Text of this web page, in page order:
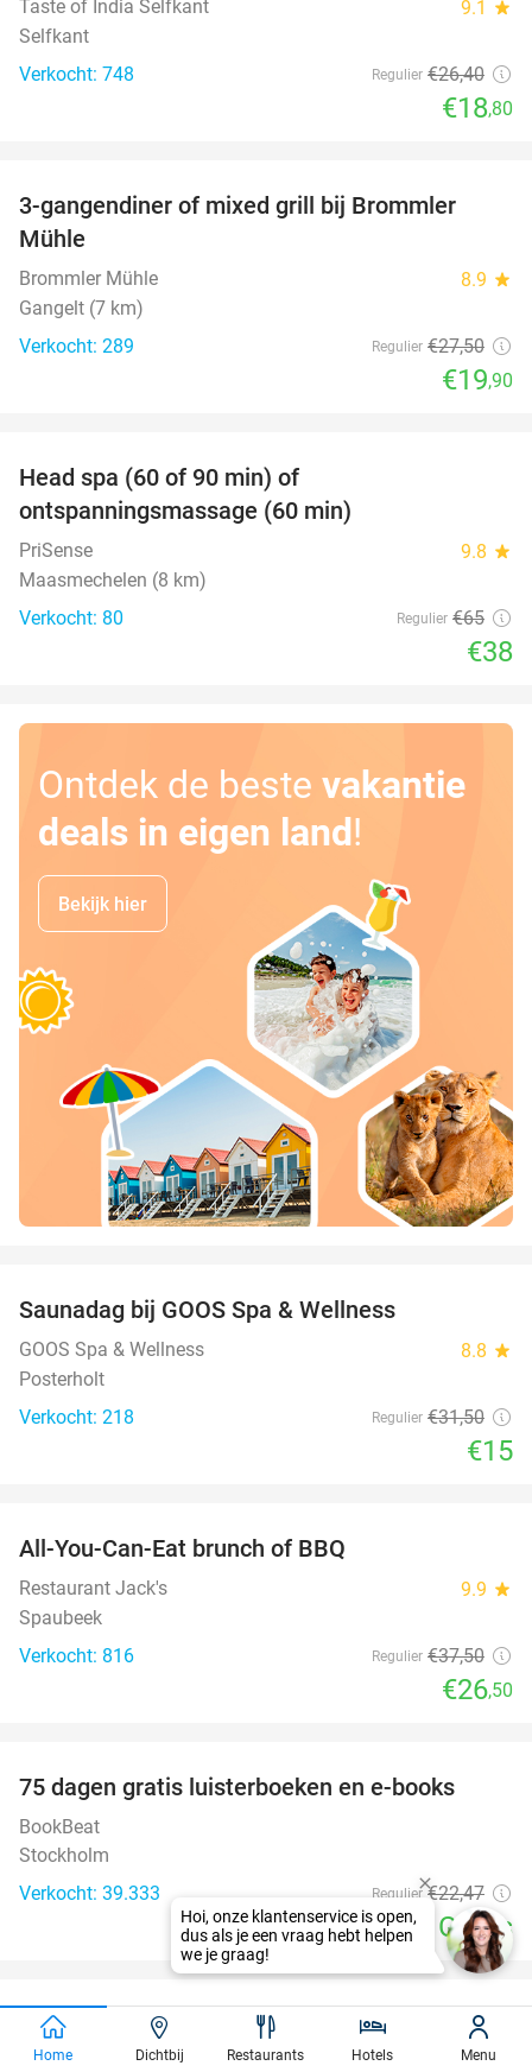
Taste of India Selfkant 9.1 star
Selfkant
Verkocht: 748
Regulier €26,40
€18,80
3-gangendiner of mixed grill bij Brommler
Mühle
Brommler Mühle 8.9 star
Gangelt (7 km)
Verkocht: 289
Regulier €27,50
€19,90
Head spa (60 of 90 min) of
ontspanningsmassage (60 min)
PriSense 9.8 star
Maasmechelen (8 km)
Verkocht: 80
Regulier €65
€38
Ontdek de beste vakantie
deals in eigen land!
Bekijk hier
Saunadag bij GOOS Spa & Wellness
GOOS Spa & Wellness 8.8 star
Posterholt
Verkocht: 218
Regulier €31,50
€15
All-You-Can-Eat brunch of BBQ
Restaurant Jack's 9.9 star
Spaubeek
Verkocht: 816
Regulier €37,50
€26,50
75 dagen gratis luisterboeken en e-books
BookBeat
Stockholm
Verkocht: 39.333
Regulier €22,47
Gratis
33%
favorite_border
All-You-Can-Eat & Drink (3 uur) + 1 cocktail
tijdens lunch of diner bij Kaisergarten
Home Dichtbij Restaurants Hotels Menu